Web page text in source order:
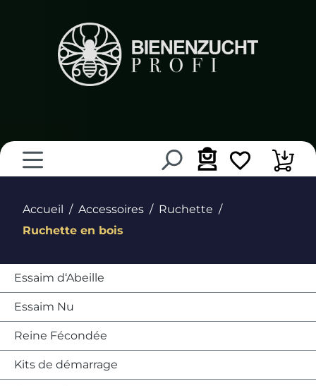
Accueil Accessoires
Ruchette
Ruchette en bois
Essaim d‘Abeille
Essaim Nu
Reine Fécondée
Kits de démarrage